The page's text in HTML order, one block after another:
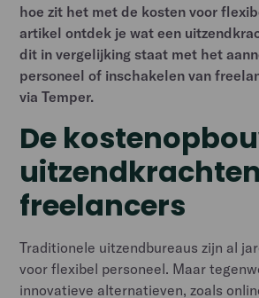
hoe zit het met de kosten voor
artikel ontdek je wat een
dit in vergelijking staat met het
personeel of inschakelen van
via Temper.
De
freelancers
Traditionele uitzendbureaus zijn al
voor flexibel personeel. Maar
innovatieve alternatieven, zoals